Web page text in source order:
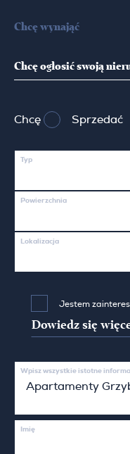
Chcę wynająć
Chcę ogłosić swoją
Chcę Sprzedać
Typ
Powierzchnia
Lokalizacja
Jestem
Dowiedz się
Wpisz wszystkie istotne
Imię